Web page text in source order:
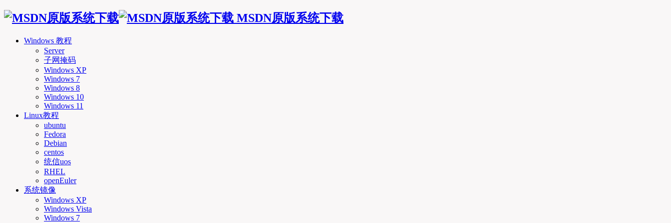
MSDN原版系统下载
Windows 教程
Server
子网掩码
Windows XP
Windows 7
Windows 8
Windows 10
Windows 11
Linux教程
ubuntu
Fedora
Debian
centos
统信uos
RHEL
openEuler
系统镜像
Windows XP
Windows Vista
Windows 7